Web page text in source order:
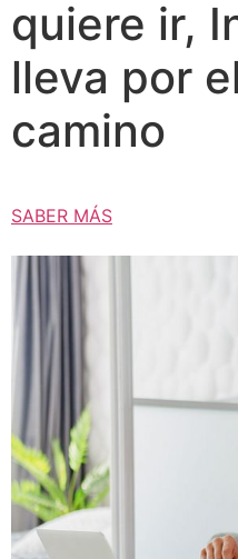
quiere ir,
lleva por
camino
SABER MÁS